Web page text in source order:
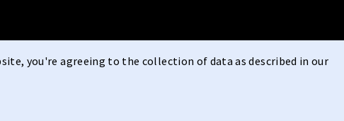
you're agreeing to the collection of data as described in our